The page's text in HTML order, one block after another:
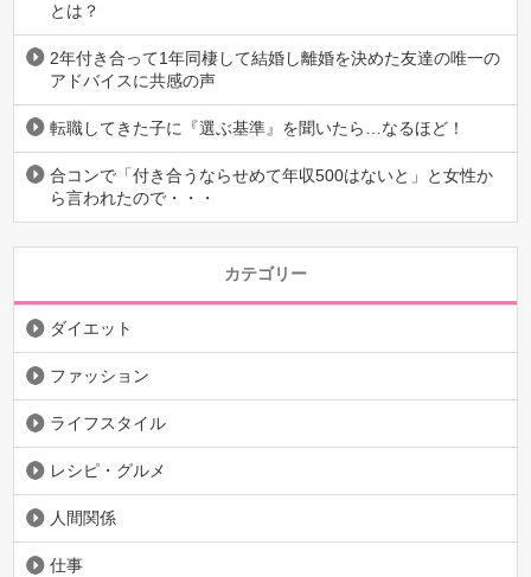
とは？
2年付き合って1年同棲して結婚し離婚を決めた友達の唯一の
アドバイスに共感の声
転職してきた子に『選ぶ基準』を聞いたら…なるほど！
合コンで「付き合うならせめて年収500はないと」と女性か
ら言われたので・・・
カテゴリー
ダイエット
ファッション
ライフスタイル
レシピ・グルメ
人間関係
仕事